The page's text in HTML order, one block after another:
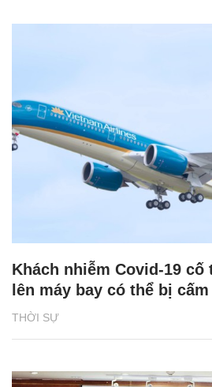
THỜI SỰ
Khách nhiễm Covid-19 cố
lên máy bay có thể bị